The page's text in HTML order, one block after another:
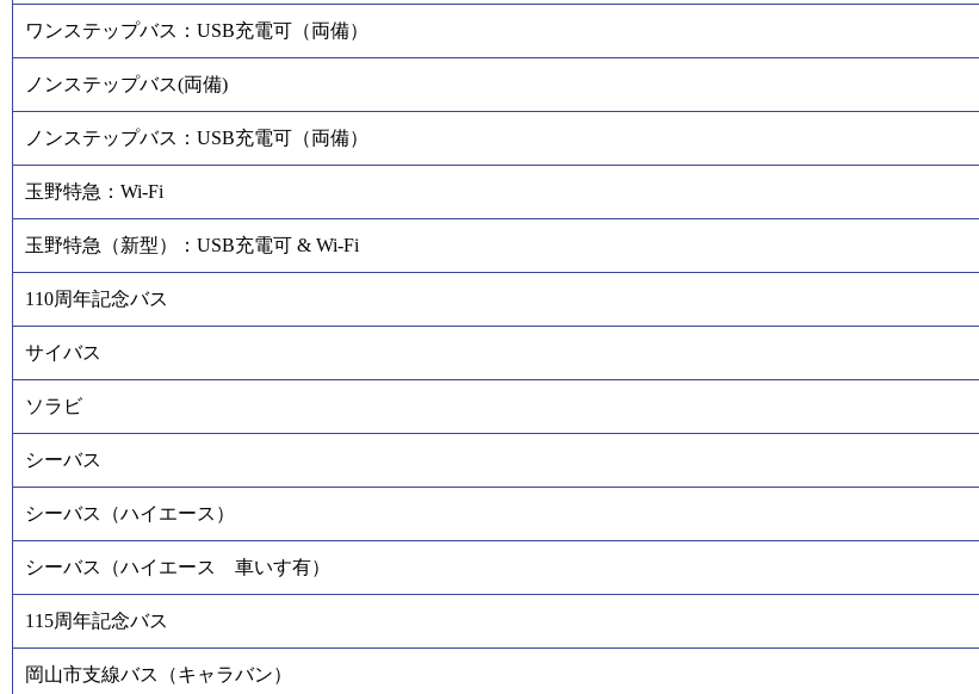
ワンステップバス：USB充電可（両備）
ノンステップバス(両備)
ノンステップバス：USB充電可（両備）
玉野特急：Wi-Fi
玉野特急（新型）：USB充電可 & Wi-Fi
110周年記念バス
サイバス
ソラビ
シーバス
シーバス（ハイエース）
シーバス（ハイエース 車いす有）
115周年記念バス
岡山市支線バス（キャラバン）